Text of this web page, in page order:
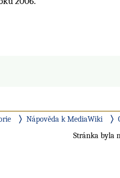
Nápověda k MediaWiki
Stránka byla